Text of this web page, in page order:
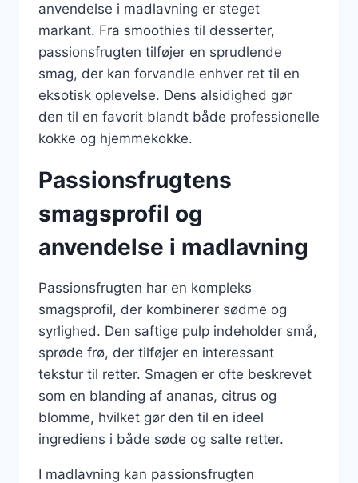
anvendelse i madlavning er steget
markant. Fra smoothies til desserter,
passionsfrugten tilføjer en sprudlende
smag, der kan forvandle enhver ret til en
eksotisk oplevelse. Dens alsidighed gør
den til en favorit blandt både professionelle
kokke og hjemmekokke.
Passionsfrugtens
smagsprofil og
anvendelse i madlavning
Passionsfrugten har en kompleks
smagsprofil, der kombinerer sødme og
syrlighed. Den saftige pulp indeholder små,
sprøde frø, der tilføjer en interessant
tekstur til retter. Smagen er ofte beskrevet
som en blanding af ananas, citrus og
blomme, hvilket gør den til en ideel
ingrediens i både søde og salte retter.
I madlavning kan passionsfrugten